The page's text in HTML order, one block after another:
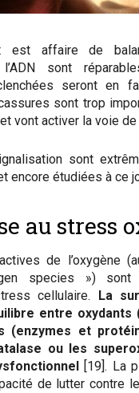
est affaire de
sont
seront en
sont trop
vont activer la voie
sont
encore étudiées à ce
au stress
de l’oxygène
species ») sont
cellulaire. La
entre oxydants
(enzymes et
ou les
[19]. La
de lutter contre